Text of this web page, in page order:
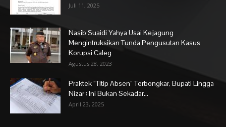
Juli 11, 2025
Nasib Suaidi Yahya Usai Kejagung
Mengintruksikan Tunda Pengusutan Kasus
Korupsi Caleg
Agustus 28, 2023
Praktek “Titip Absen” Terbongkar, Bupati Lingga
Nizar : Ini Bukan Sekadar...
April 23, 2025